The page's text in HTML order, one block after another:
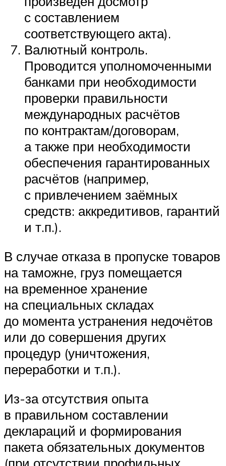
с составлением
соответствующего акта).
Валютный контроль.
Проводится уполномоченными
банками при необходимости
проверки правильности
международных расчётов
по контрактам/договорам,
а также при необходимости
обеспечения гарантированных
расчётов (например,
с привлечением заёмных
средств: аккредитивов, гарантий
и т.п.).
В случае отказа в пропуске товаров
на таможне, груз помещается
на временное хранение
на специальных складах
до момента устранения недочётов
или до совершения других
процедур (уничтожения,
переработки и т.п.).
Из-за отсутствия опыта
в правильном составлении
деклараций и формирования
пакета обязательных документов
(при отсутствии профильных